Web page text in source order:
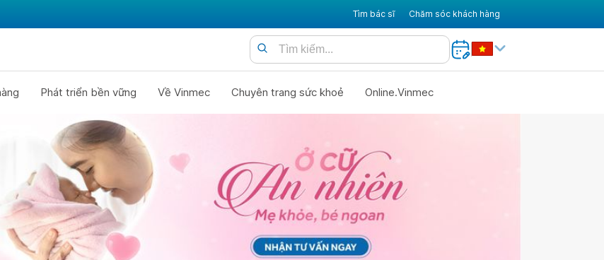
Tìm bác sĩ Chăm sóc khách hàng
Phát triển bền vững Về Vinmec Chuyên trang sức khoẻ Online.Vinmec